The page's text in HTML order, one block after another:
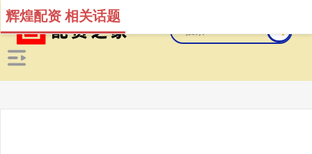
辉煌配资 相关话题